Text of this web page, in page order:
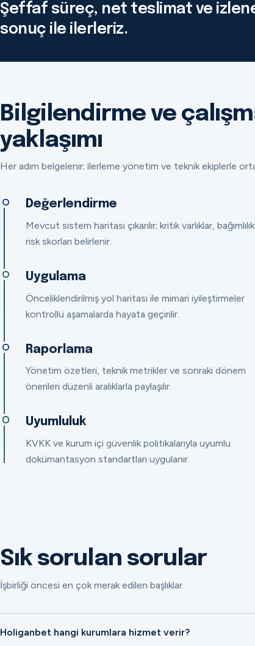
Şeffaf süreç, net teslimat ve
sonuç ile ilerleriz.
Bilgilendirme ve
yaklaşımı
Her adım belgelenir; ilerleme yönetim ve teknik ekiplerle
Değerlendirme
Mevcut sistem haritası çıkarılır; kritik varlıklar,
risk skorları belirlenir.
Uygulama
Önceliklendirilmiş yol haritası ile mimari iyileştirmeler
kontrollü aşamalarda hayata geçirilir.
Raporlama
Yönetim özetleri, teknik metrikler ve sonraki dönem
önerileri düzenli aralıklarla paylaşılır.
Uyumluluk
KVKK ve kurum içi güvenlik politikalarıyla uyumlu
dokümantasyon standartları uygulanır.
Sık sorulan sorular
İşbirliği öncesi en çok merak edilen başlıklar.
Holiganbet hangi kurumlara hizmet verir?